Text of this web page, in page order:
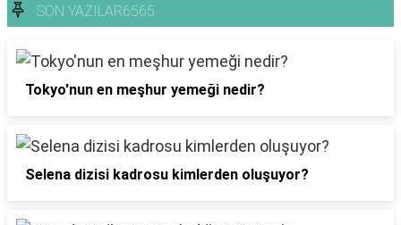
SON YAZILAR6565
Tokyo'nun en meşhur yemeği nedir?
Selena dizisi kadrosu kimlerden oluşuyor?